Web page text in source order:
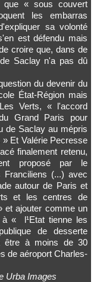
que « sous couvert
les embarras
sa volonté
est défendu mais
croire que, dans de
Saclay n'a pas dû
du devenir du
État-Région mais
Verts, « l'accord
Grand Paris pour
de Saclay au mépris
Et Valérie Pecresse
finalement retenu,
proposé par le
Franciliens (...) avec
autour de Paris et
et les centres de
et ajouter comme un
à « l¹Etat tienne les
de desserte
être à moins de 30
de aéroport Charles-
Urba Images